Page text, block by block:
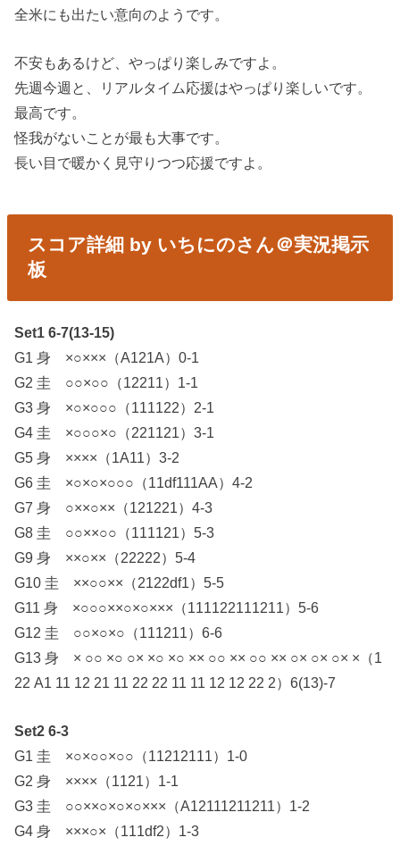
全米にも出たい意向のようです。
不安もあるけど、やっぱり楽しみですよ。
先週今週と、リアルタイム応援はやっぱり楽しいです。
最高です。
怪我がないことが最も大事です。
長い目で暖かく見守りつつ応援ですよ。
スコア詳細 by いちにのさん＠実況掲示
板
Set1 6-7(13-15)
G1 身 ×○×××（A121A）0-1
G2 圭 ○○×○○（12211）1-1
G3 身 ×○×○○○（111122）2-1
G4 圭 ×○○○×○（221121）3-1
G5 身 ××××（1A11）3-2
G6 圭 ×○×○×○○○（11df111AA）4-2
G7 身 ○××○××（121221）4-3
G8 圭 ○○××○○（111121）5-3
G9 身 ××○××（22222）5-4
G10 圭 ××○○××（2122df1）5-5
G11 身 ×○○○××○×○×××（111122111211）5-6
G12 圭 ○○×○×○（111211）6-6
G13 身 × ○○ ×○ ○× ×○ ×○ ×× ○○ ×× ○○ ×× ○× ○× ○× ×（1
22 A1 11 12 21 11 22 22 11 11 12 12 22 2）6(13)-7
Set2 6-3
G1 圭 ×○×○○×○○（11212111）1-0
G2 身 ××××（1121）1-1
G3 圭 ○○××○×○×○×××（A12111211211）1-2
G4 身 ×××○×（111df2）1-3